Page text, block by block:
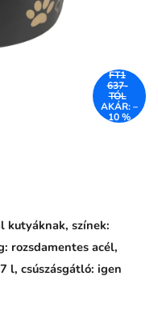
kutyáknak, színek:
rozsdamentes acél,
l, csúszásgátló: igen
FT1
637-
TÓL
AKÁR: –
10 %